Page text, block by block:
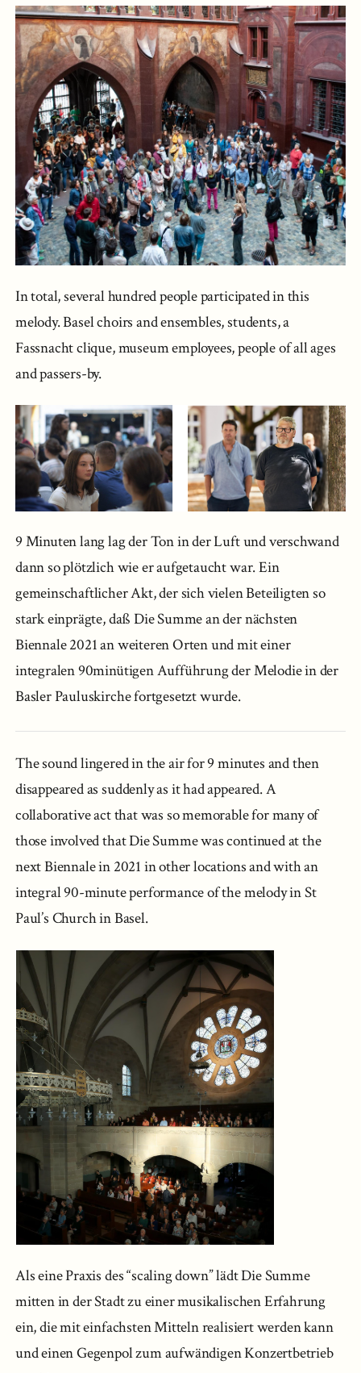
In total, several hundred people participated in this
melody. Basel choirs and ensembles, students, a
Fassnacht clique, museum employees, people of all ages
and passers-by.
9 Minuten lang lag der Ton in der Luft und verschwand
dann so plötzlich wie er aufgetaucht war. Ein
gemeinschaftlicher Akt, der sich vielen Beteiligten so
stark einprägte, daß Die Summe an der nächsten
Biennale 2021 an weiteren Orten und mit einer
integralen 90minütigen Aufführung der Melodie in der
Basler Pauluskirche fortgesetzt wurde.
The sound lingered in the air for 9 minutes and then
disappeared as suddenly as it had appeared. A
collaborative act that was so memorable for many of
those involved that Die Summe was continued at the
next Biennale in 2021 in other locations and with an
integral 90-minute performance of the melody in St
Paul’s Church in Basel.
Als eine Praxis des “scaling down” lädt Die Summe
mitten in der Stadt zu einer musikalischen Erfahrung
ein, die mit einfachsten Mitteln realisiert werden kann
und einen Gegenpol zum aufwändigen Konzertbetrieb